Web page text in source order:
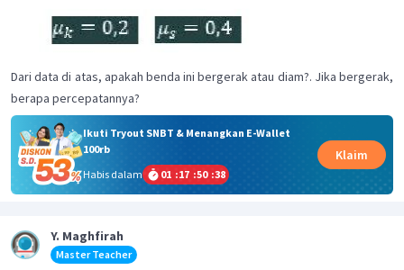
Dari data di atas, apakah benda ini bergerak atau diam?. Jika bergerak,
berapa percepatannya?
Ikuti Tryout SNBT & Menangkan E-Wallet
100rb
Habis dalam
01 :17 :50 :38
Klaim
Y. Maghfirah
Master Teacher